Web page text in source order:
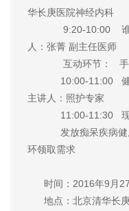
华长庚医院神经内科
9:20-10:00 谁在
人：张菁 副主任医师
互动环节： 手
10:00-11:00 健康
主讲人：照护专家
11:00-11:30 现
发放痴呆疾病健康
环领取需求
时间：2016年9月27
地点：北京清华长庚